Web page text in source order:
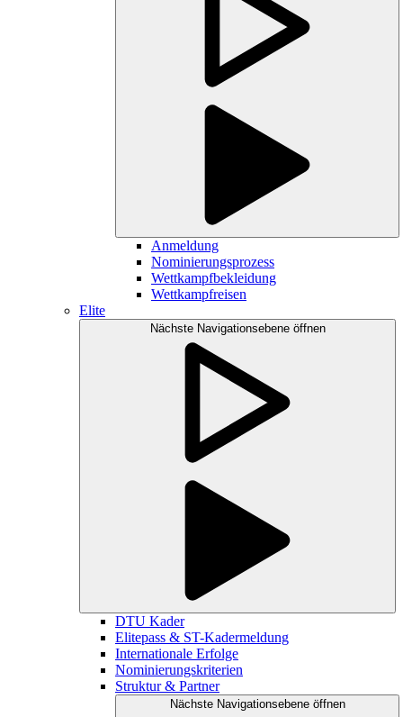
Anmeldung
Nominierungsprozess
Wettkampfbekleidung
Wettkampfreisen
Elite
Nächste Navigationsebene öffnen
DTU Kader
Elitepass & ST-Kadermeldung
Internationale Erfolge
Nominierungskriterien
Struktur & Partner
Nächste Navigationsebene öffnen